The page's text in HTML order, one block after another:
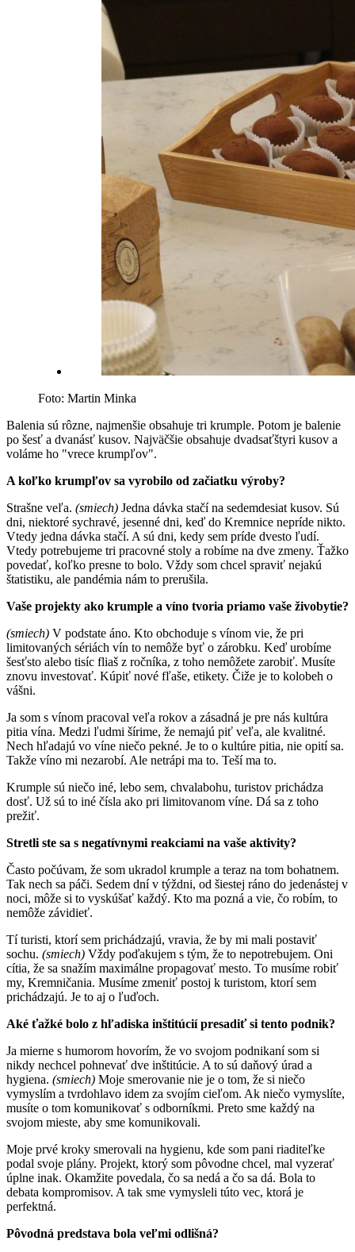
Foto: Martin Minka
Balenia sú rôzne, najmenšie obsahuje tri krumple. Potom je balenie
po šesť a dvanásť kusov. Najväčšie obsahuje dvadsaťštyri kusov a
voláme ho "vrece krumpľov".
A koľko krumpľov sa vyrobilo od začiatku výroby?
Strašne veľa. (smiech) Jedna dávka stačí na sedemdesiat kusov. Sú
dni, niektoré sychravé, jesenné dni, keď do Kremnice nepríde nikto.
Vtedy jedna dávka stačí. A sú dni, kedy sem príde dvesto ľudí.
Vtedy potrebujeme tri pracovné stoly a robíme na dve zmeny. Ťažko
povedať, koľko presne to bolo. Vždy som chcel spraviť nejakú
štatistiku, ale pandémia nám to prerušila.
Vaše projekty ako krumple a víno tvoria priamo vaše živobytie?
(smiech) V podstate áno. Kto obchoduje s vínom vie, že pri
limitovaných sériách vín to nemôže byť o zárobku. Keď urobíme
šesťsto alebo tisíc fliaš z ročníka, z toho nemôžete zarobiť. Musíte
znovu investovať. Kúpiť nové fľaše, etikety. Čiže je to kolobeh o
vášni.
Ja som s vínom pracoval veľa rokov a zásadná je pre nás kultúra
pitia vína. Medzi ľudmi šírime, že nemajú piť veľa, ale kvalitné.
Nech hľadajú vo víne niečo pekné. Je to o kultúre pitia, nie opití sa.
Takže víno mi nezarobí. Ale netrápi ma to. Teší ma to.
Krumple sú niečo iné, lebo sem, chvalabohu, turistov prichádza
dosť. Už sú to iné čísla ako pri limitovanom víne. Dá sa z toho
prežiť.
Stretli ste sa s negatívnymi reakciami na vaše aktivity?
Často počúvam, že som ukradol krumple a teraz na tom bohatnem.
Tak nech sa páči. Sedem dní v týždni, od šiestej ráno do jedenástej v
noci, môže si to vyskúšať každý. Kto ma pozná a vie, čo robím, to
nemôže závidieť.
Tí turisti, ktorí sem prichádzajú, vravia, že by mi mali postaviť
sochu. (smiech) Vždy poďakujem s tým, že to nepotrebujem. Oni
cítia, že sa snažím maximálne propagovať mesto. To musíme robiť
my, Kremničania. Musíme zmeniť postoj k turistom, ktorí sem
prichádzajú. Je to aj o ľuďoch.
Aké ťažké bolo z hľadiska inštitúcií presadiť si tento podnik?
Ja mierne s humorom hovorím, že vo svojom podnikaní som si
nikdy nechcel pohnevať dve inštitúcie. A to sú daňový úrad a
hygiena. (smiech) Moje smerovanie nie je o tom, že si niečo
vymyslím a tvrdohlavo idem za svojím cieľom. Ak niečo vymyslíte,
musíte o tom komunikovať s odborníkmi. Preto sme každý na
svojom mieste, aby sme komunikovali.
Moje prvé kroky smerovali na hygienu, kde som pani riaditeľke
podal svoje plány. Projekt, ktorý som pôvodne chcel, mal vyzerať
úplne inak. Okamžite povedala, čo sa nedá a čo sa dá. Bola to
debata kompromisov. A tak sme vymysleli túto vec, ktorá je
perfektná.
Pôvodná predstava bola veľmi odlišná?